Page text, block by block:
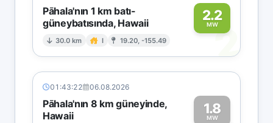
Pāhala'nın 1 km batı-
güneybatısında, Hawaii
30.0 km I 19.20, -155.49
2.2
MW2
01:43:22 06.08.2026
Pāhala'nın 8 km güneyinde,
Hawaii
1.8
MW